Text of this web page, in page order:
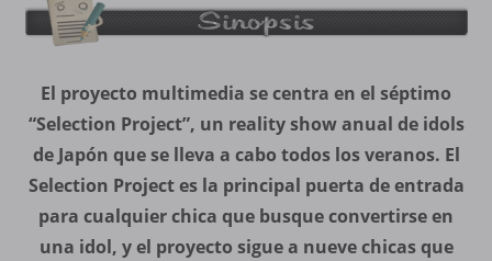
El proyecto multimedia se centra en el séptimo
“Selection Project”, un reality show anual de idols
de Japón que se lleva a cabo todos los veranos. El
Selection Project es la principal puerta de entrada
para cualquier chica que busque convertirse en
una idol, y el proyecto sigue a nueve chicas que